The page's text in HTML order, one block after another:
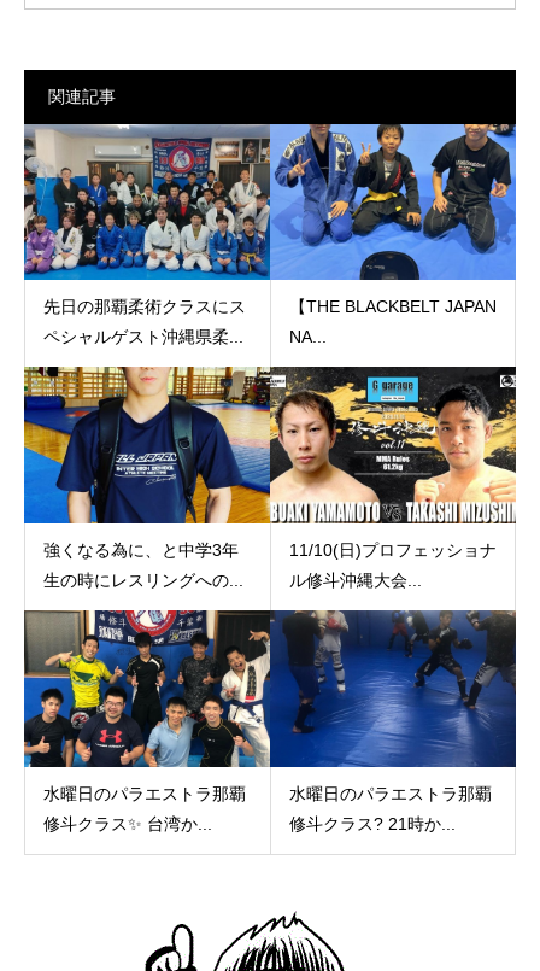
関連記事
先日の那覇柔術クラスにス
ペシャルゲスト沖縄県柔...
【THE BLACKBELT JAPAN
NA...
強くなる為に、と中学3年
生の時にレスリングへの...
11/10(日)プロフェッショナ
ル修斗沖縄大会...
水曜日のパラエストラ那覇
修斗クラス✨ 台湾か...
水曜日のパラエストラ那覇
修斗クラス? 21時か...